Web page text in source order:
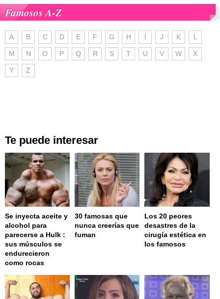
Famosos A-Z
A B C D E F G H I J K L
M N O P Q R S T U V W X
Y Z
Te puede interesar
Se inyecta aceite y
alcohol para
parecerse a Hulk :
sus músculos se
endurecieron
como rocas
30 famosas que
nunca creerías que
fuman
Los 20 peores
desastres de la
cirugía estética en
los famosos